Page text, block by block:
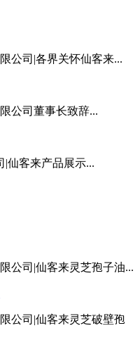
公司|各界关怀仙客来...
公司董事长致辞...
|仙客来产品展示...
公司|仙客来灵芝孢子油...
公司|仙客来灵芝破壁孢